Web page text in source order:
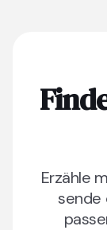
Erzähle
sende